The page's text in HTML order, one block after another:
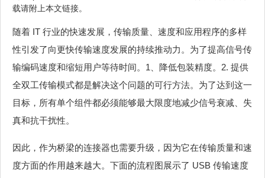
载请附上本文链接。
随着 IT 行业的快速发展，传输质量、速度和应用程序的多样
性引发了向更快传输速度发展的持续推动力。为了提高信号传
输编码速度和缩短用户等待时间。1、降低包装精度。2. 提供
全双工传输模式都是解决这个问题的可行方法。为了达到这一
目标，所有单个组件都必须能够最大限度地减少信号衰减、失
真和抗干扰性。
因此，作为桥梁的连接器也需要升级，因为它在传输质量和速
度方面的作用越来越大。下面的流程图展示了 USB 传输速度